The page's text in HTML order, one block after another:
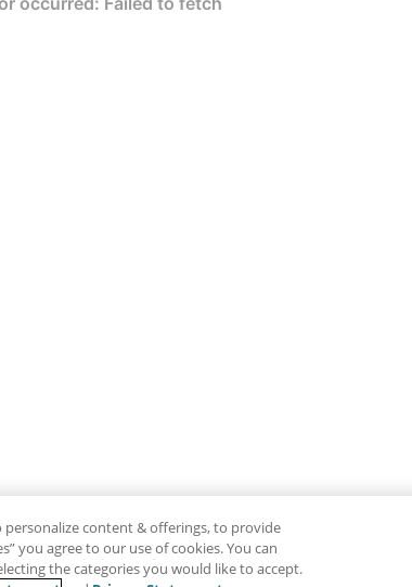
content & offerings, to provide
you agree to our use of cookies. You can
the categories you would like to accept.